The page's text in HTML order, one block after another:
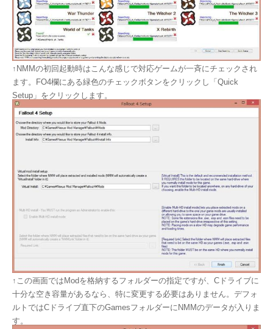
↑NMMの初回起動時はこんな感じで対応ゲームが一斉にチェックされ
ます。FO4欄にある緑色のチェックボタンをクリックし「Quick
Setup」をクリックします。
↑この画面ではModを格納するフォルダーの指定ですが、Cドライブに
十分な空き容量があるなら、特に変更する必要はありません。デフォ
ルトではCドライブ直下のGamesフォルダーにNMMのデータが入りま
す。